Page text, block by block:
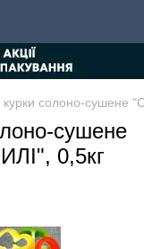
курки солоно-
сушене
0,5кг